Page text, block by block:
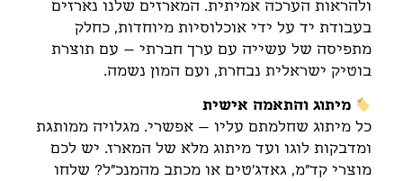
ולהראות הערכה אמיתית. המארזים שלנו נארזים
בעבודת יד על ידי אוכלוסיות מיוחדות, כחלק
מתפיסה של עשייה עם ערך חברתי – עם תוצרת
בוטיק ישראלית נבחרת, ועם המון נשמה.
מיתוג והתאמה אישית
כל מיתוג שחלמתם עליו – אפשרי. מגלויה ממותגת
ומדבקות לוגו ועד מיתוג מלא של המארז. יש לכם
מוצרי קד"מ, גאדג'טים או מכתב מהמנכ"ל? שלחו